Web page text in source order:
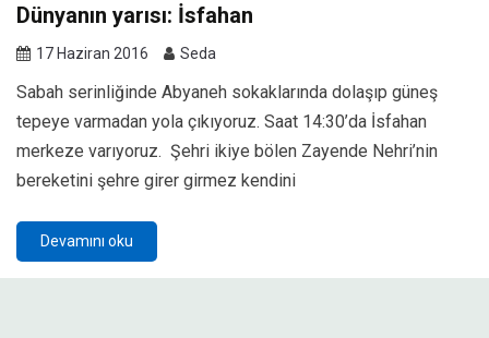
Dünyanın yarısı: İsfahan
17 Haziran 2016 Seda
Sabah serinliğinde Abyaneh sokaklarında dolaşıp güneş
tepeye varmadan yola çıkıyoruz. Saat 14:30’da İsfahan
merkeze varıyoruz. Şehri ikiye bölen Zayende Nehri’nin
bereketini şehre girer girmez kendini
Devamını oku